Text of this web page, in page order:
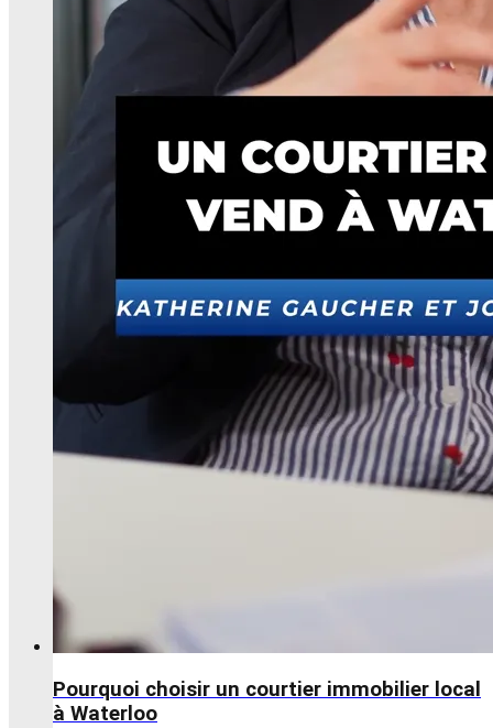
Pourquoi choisir un courtier immobilier local
à Waterloo